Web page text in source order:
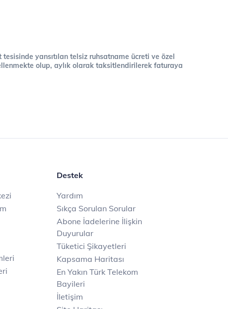
yansıtılan telsiz ruhsatname ücreti ve özel
olup, aylık olarak taksitlendirilerek faturaya
Destek
Yardım
Sıkça Sorulan Sorular
Abone İadelerine İlişkin
Duyurular
Tüketici Şikayetleri
Kapsama Haritası
En Yakın Türk Telekom
Bayileri
İletişim